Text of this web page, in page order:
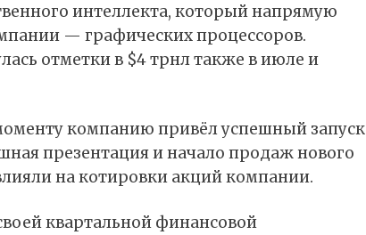
интеллекта, который напрямую
— графических процессоров.
отметки в $4 трнл также в июле и
компанию привёл успешный запуск
презентация и начало продаж нового
на котировки акций компании.
квартальной финансовой